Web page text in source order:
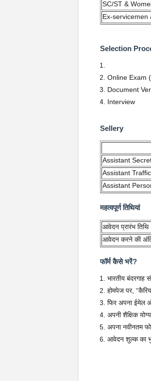
SC/ST &
Ex-servicemen
Selection
Online Exam
Document
Interview
Sellery
Assistant
Assistant
Assistant
महत्वपूर्ण तिथियां
आवेदन प्रारंभ तिथि
आवेदन करने की
फॉर्म कैसे भरें?
भारतीय
होमपेज पर,
फिर अपना ईमेल
अपनी शैक्षिक
अपना नवीनतम
आवेदन शुल्क का